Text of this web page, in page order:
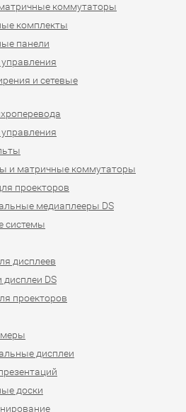
коммутаторы
комплекты
панели
и сетевые
и матричные коммутаторы
проекторов
медиаплееры DS
системы
дисплеев
DS
проекторов
дисплеи
доски